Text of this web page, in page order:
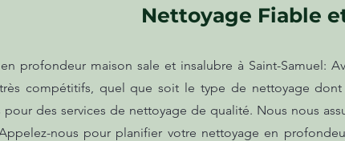
Nettoyage Fiable
profondeur maison sale et insalubre à Saint-Samuel:
compétitifs, quel que soit le type de nettoyage
des services de nettoyage de qualité. Nous nous
nous pour planifier votre nettoyage en